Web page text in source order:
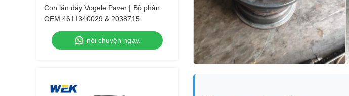
Con lăn đáy Vogele Paver | Bộ phận
OEM 4611340029 & 2038715.
nói chuyện ngay.